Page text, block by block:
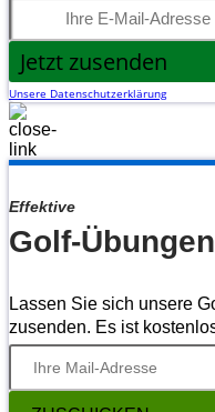
Jetzt zusenden
Unsere Datenschutzerklärung
Effektive
Golf-
Lassen Sie sich unsere
zusenden. Es ist